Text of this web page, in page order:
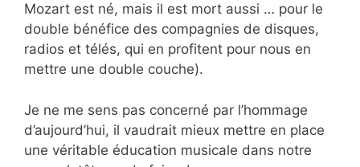
Mozart est né, mais il est mort aussi … pour le
double bénéfice des compagnies de disques,
radios et télés, qui en profitent pour nous en
mettre une double couche).
Je ne me sens pas concerné par l’hommage
d’aujourd’hui, il vaudrait mieux mettre en place
une véritable éducation musicale dans notre